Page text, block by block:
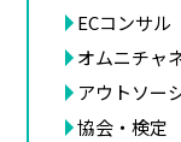
ECコンサル
オムニチャ
アウトソー
協会・検定